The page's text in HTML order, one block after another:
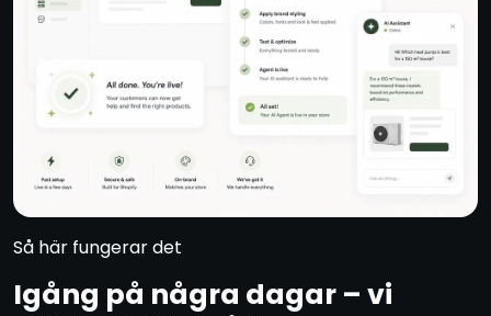
Så här fungerar det
Igång på några dagar – vi